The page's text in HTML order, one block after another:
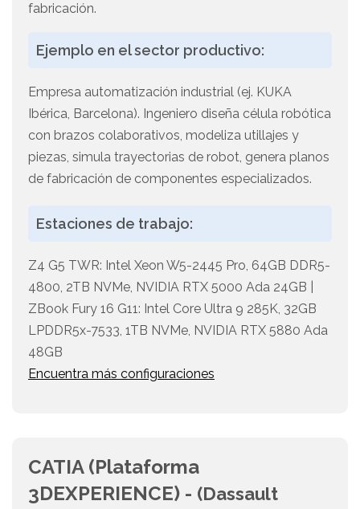
fabricación.
Ejemplo en el sector productivo:
Empresa automatización industrial (ej. KUKA
Ibérica, Barcelona). Ingeniero diseña célula robótica
con brazos colaborativos, modeliza utillajes y
piezas, simula trayectorias de robot, genera planos
de fabricación de componentes especializados.
Estaciones de trabajo:
Z4 G5 TWR: Intel Xeon W5-2445 Pro, 64GB DDR5-
4800, 2TB NVMe, NVIDIA RTX 5000 Ada 24GB |
ZBook Fury 16 G11: Intel Core Ultra 9 285K, 32GB
LPDDR5x-7533, 1TB NVMe, NVIDIA RTX 5880 Ada
48GB
Encuentra más configuraciones
CATIA (Plataforma
3DEXPERIENCE) - (Dassault